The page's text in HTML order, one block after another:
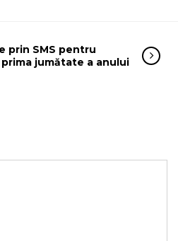
prin SMS pentru
prima jumătate a anului